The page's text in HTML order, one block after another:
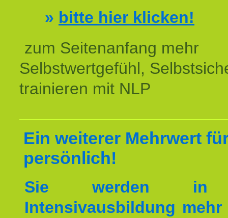
» bitte hier klicken!
zum Seitenanfang mehr
Selbstwertgefühl,
trainieren mit NLP
Ein weiterer Mehrwert
persönlich!
Sie werden in
Intensivausbildung